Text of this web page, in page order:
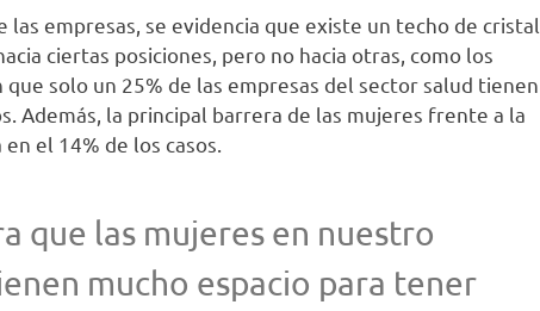
empresas, se evidencia que existe un techo de cristal
ciertas posiciones, pero no hacia otras, como los
solo un 25% de las empresas del sector salud tienen
Además, la principal barrera de las mujeres frente a la
el 14% de los casos.
que las mujeres en nuestro
mucho espacio para tener